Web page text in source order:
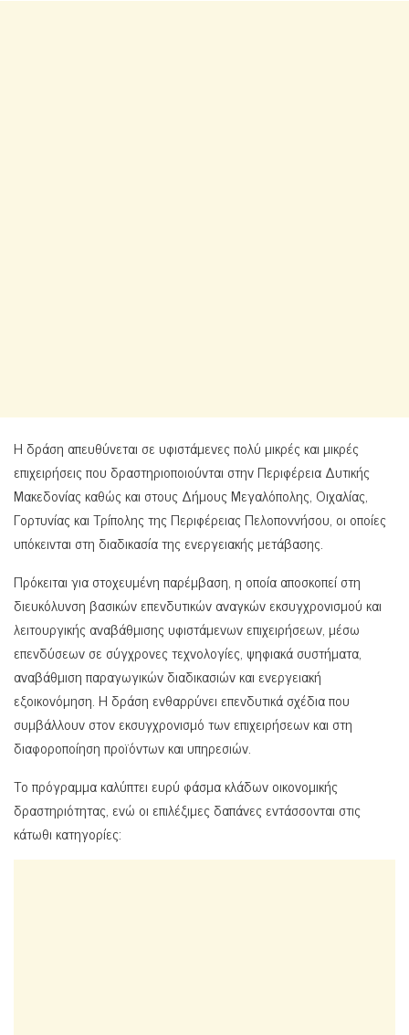
Η δράση απευθύνεται σε υφιστάμενες πολύ μικρές και μικρές
επιχειρήσεις που δραστηριοποιούνται στην Περιφέρεια Δυτικής
Μακεδονίας καθώς και στους Δήμους Μεγαλόπολης, Οιχαλίας,
Γορτυνίας και Τρίπολης της Περιφέρειας Πελοποννήσου, οι οποίες
υπόκεινται στη διαδικασία της ενεργειακής μετάβασης.
Πρόκειται για στοχευμένη παρέμβαση, η οποία αποσκοπεί στη
διευκόλυνση βασικών επενδυτικών αναγκών εκσυγχρονισμού και
λειτουργικής αναβάθμισης υφιστάμενων επιχειρήσεων, μέσω
επενδύσεων σε σύγχρονες τεχνολογίες, ψηφιακά συστήματα,
αναβάθμιση παραγωγικών διαδικασιών και ενεργειακή
εξοικονόμηση. Η δράση ενθαρρύνει επενδυτικά σχέδια που
συμβάλλουν στον εκσυγχρονισμό των επιχειρήσεων και στη
διαφοροποίηση προϊόντων και υπηρεσιών.
Το πρόγραμμα καλύπτει ευρύ φάσμα κλάδων οικονομικής
δραστηριότητας, ενώ οι επιλέξιμες δαπάνες εντάσσονται στις
κάτωθι κατηγορίες: